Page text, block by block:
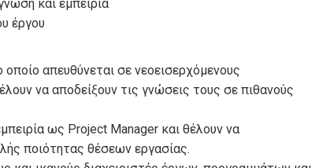
και εμπειρία
έργου
απευθύνεται σε νεοεισερχόμενους
να αποδείξουν τις γνώσεις τους σε πιθανούς
ως Project Manager και θέλουν να
ποιότητας θέσεων εργασίας.